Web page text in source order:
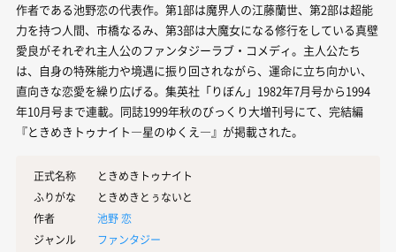
作者である池野恋の代表作。第1部は魔界人の江藤蘭世、第2部は超能
力を持つ人間、市橋なるみ、第3部は大魔女になる修行をしている真壁
愛良がそれぞれ主人公のファンタジーラブ・コメディ。主人公たち
は、自身の特殊能力や境遇に振り回されながら、運命に立ち向かい、
直向きな恋愛を繰り広げる。集英社「りぼん」1982年7月号から1994
年10月号まで連載。同誌1999年秋のびっくり大増刊号にて、完結編
『ときめきトゥナイト―星のゆくえ―』が掲載された。
正式名称
ときめきトゥナイト
ふりがな
ときめきとぅないと
作者
池野 恋
ジャンル
ファンタジー